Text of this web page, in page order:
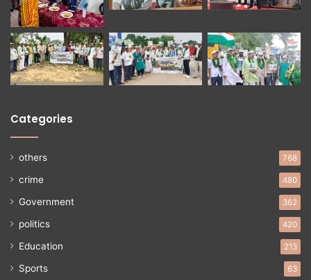
Categories
others 768
crime 480
Government 362
politics 420
Education 213
Sports 63